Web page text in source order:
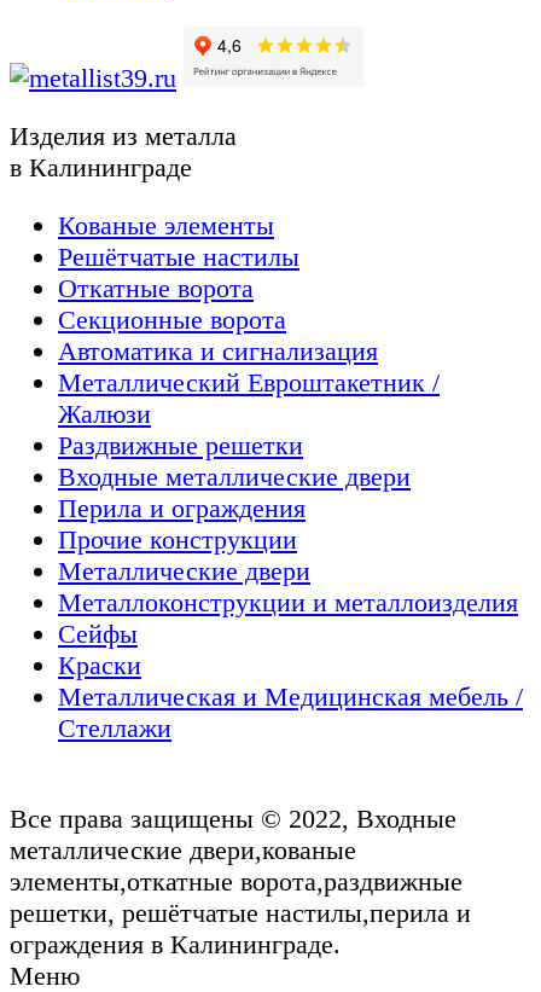
Изделия из металла
в Калининграде
Кованые элементы
Решётчатые настилы
Откатные ворота
Секционные ворота
Автоматика и сигнализация
Металлический Евроштакетник /
Жалюзи
Раздвижные решетки
Входные металлические двери
Перила и ограждения
Прочие конструкции
Металлические двери
Металлоконструкции и металлоизделия
Сейфы
Краски
Металлическая и Медицинская мебель /
Стеллажи
Все права защищены © 2022, Входные
металлические двери,кованые
элементы,откатные ворота,раздвижные
решетки, решётчатые настилы,перила и
ограждения в Калининграде.
Меню